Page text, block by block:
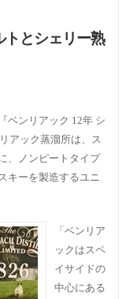
トとシェリー熟
ベンリアック 12年 シ
アック蒸溜所は、ス
、ノンピートタイプ
キーを製造するユニ
「ベンリア
ックはスペ
イサイドの
中心にある